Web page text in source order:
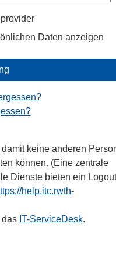
Daten anzeigen
keine anderen
können. (Eine zentrale
Dienste bieten ein
help.itc.rwth-
das IT-ServiceDesk.